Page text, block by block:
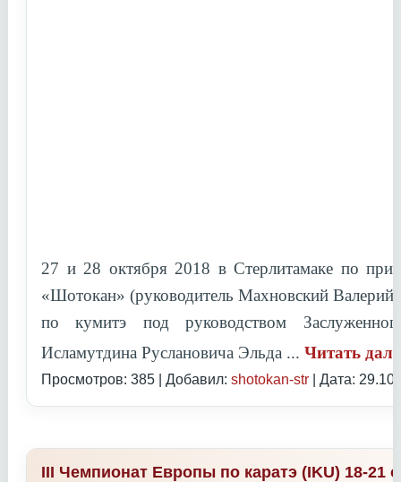
27 и 28 октября 2018 в Стерлитамаке по
«Шотокан» (руководитель Махновский
по кумитэ под руководством
Исламутдина Руслановича Эльда ... Читать
Просмотров: 385 | Добавил: shotokan-str | Дата:
III Чемпионат Европы по каратэ (IKU) 18-21